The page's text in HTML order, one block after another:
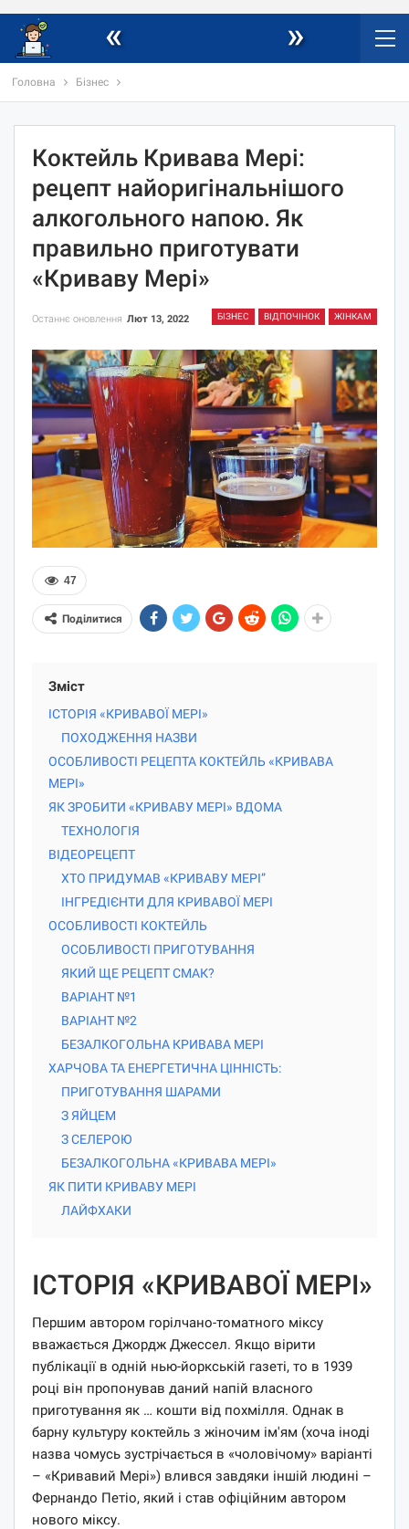
« »
Головна Бізнес
Коктейль Кривава Мері:
рецепт найоригінальнішого
алкогольного напою. Як
правильно приготувати
«Криваву Мері»
БІЗНЕС ВІДПОЧІНОК ЖІНКАМ
Останнє оновлення Лют 13, 2022
47
Поділитися
Зміст
ІСТОРІЯ «КРИВАВОЇ МЕРІ»
ПОХОДЖЕННЯ НАЗВИ
ОСОБЛИВОСТІ РЕЦЕПТА КОКТЕЙЛЬ «КРИВАВА
МЕРІ»
ЯК ЗРОБИТИ «КРИВАВУ МЕРІ» ВДОМА
ТЕХНОЛОГІЯ
ВІДЕОРЕЦЕПТ
ХТО ПРИДУМАВ «КРИВАВУ МЕРІ”
ІНГРЕДІЄНТИ ДЛЯ КРИВАВОЇ МЕРІ
ОСОБЛИВОСТІ КОКТЕЙЛЬ
ОСОБЛИВОСТІ ПРИГОТУВАННЯ
ЯКИЙ ЩЕ РЕЦЕПТ СМАК?
ВАРІАНТ №1
ВАРІАНТ №2
БЕЗАЛКОГОЛЬНА КРИВАВА МЕРІ
ХАРЧОВА ТА ЕНЕРГЕТИЧНА ЦІННІСТЬ:
ПРИГОТУВАННЯ ШАРАМИ
З ЯЙЦЕМ
З СЕЛЕРОЮ
БЕЗАЛКОГОЛЬНА «КРИВАВА МЕРІ»
ЯК ПИТИ КРИВАВУ МЕРІ
ЛАЙФХАКИ
ІСТОРІЯ «КРИВАВОЇ МЕРІ»
Першим автором горілчано-томатного міксу
вважається Джордж Джессел. Якщо вірити
публікації в одній нью-йоркській газеті, то в 1939
році він пропонував даний напій власного
приготування як … кошти від похмілля. Однак в
барну культуру коктейль з жіночим ім'ям (хоча іноді
назва чомусь зустрічається в «чоловічому» варіанті
– «Кривавий Мері») влився завдяки іншій людині –
Фернандо Петіо, який і став офіційним автором
нового міксу.